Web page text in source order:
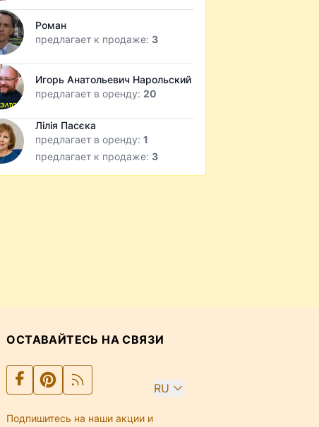
Роман
предлагает к продаже: 3
Игорь Анатольевич Нарольский
предлагает в оренду:20
Лілія Пасєка
предлагает в оренду:1
предлагает к продаже: 3
ОСТАВАЙТЕСЬ НА СВЯЗИ
RU
Подпишитесь на наши акции и